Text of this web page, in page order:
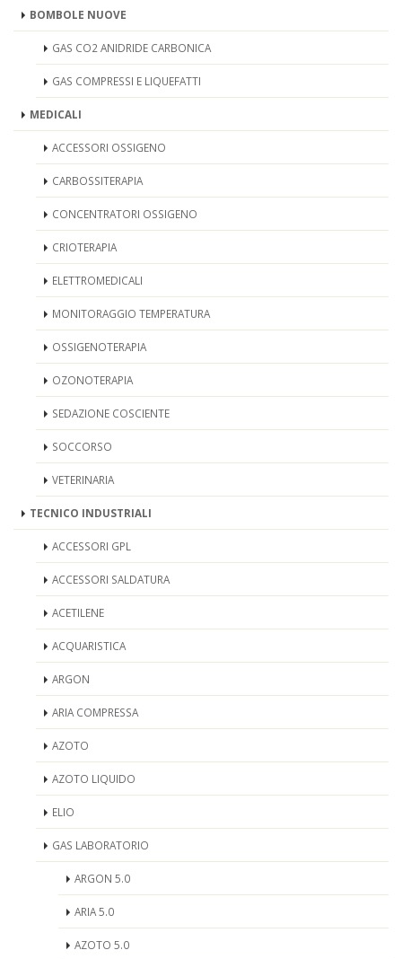
BOMBOLE NUOVE
GAS CO2 ANIDRIDE CARBONICA
GAS COMPRESSI E LIQUEFATTI
MEDICALI
ACCESSORI OSSIGENO
CARBOSSITERAPIA
CONCENTRATORI OSSIGENO
CRIOTERAPIA
ELETTROMEDICALI
MONITORAGGIO TEMPERATURA
OSSIGENOTERAPIA
OZONOTERAPIA
SEDAZIONE COSCIENTE
SOCCORSO
VETERINARIA
TECNICO INDUSTRIALI
ACCESSORI GPL
ACCESSORI SALDATURA
ACETILENE
ACQUARISTICA
ARGON
ARIA COMPRESSA
AZOTO
AZOTO LIQUIDO
ELIO
GAS LABORATORIO
ARGON 5.0
ARIA 5.0
AZOTO 5.0